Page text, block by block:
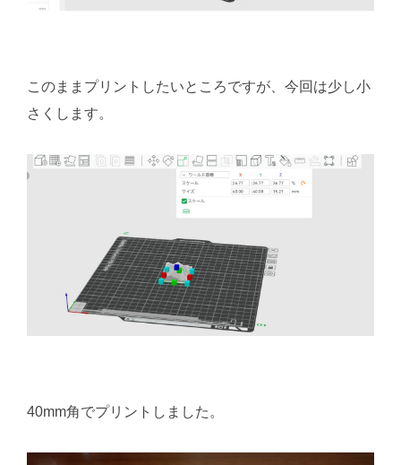
このままプリントしたいところですが、今回は少し小
さくします。
40mm角でプリントしました。